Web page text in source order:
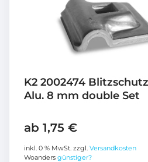
K2 2002474
Alu. 8 mm double Set
ab 1,75 €
inkl. 0 % MwSt. zzgl. Versandkosten
Woanders günstiger?